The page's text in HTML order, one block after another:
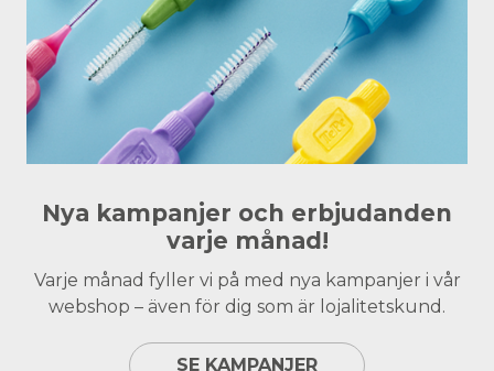
Nya kampanjer och erbjudanden
varje månad!
Varje månad fyller vi på med nya kampanjer i vår
webshop – även för dig som är lojalitetskund.
SE KAMPANJER